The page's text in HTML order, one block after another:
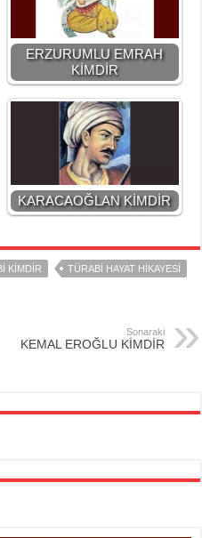
ERZURUMLU EMRAH
KİMDİR
KARACAOĞLAN KİMDİR
KİMDİR TÜRABİ HAYAT HİKAYESİ
Sonaraki
KEMAL EROĞLU KİMDİR